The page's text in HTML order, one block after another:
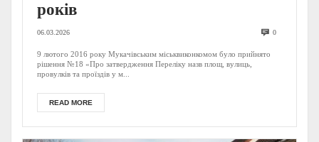
років
06.03.2026 0
9 лютого 2016 року Мукачівським міськвиконкомом було прийнято
рішення №18 «Про затвердження Переліку назв площ, вулиць,
провулків та проїздів у м...
READ MORE